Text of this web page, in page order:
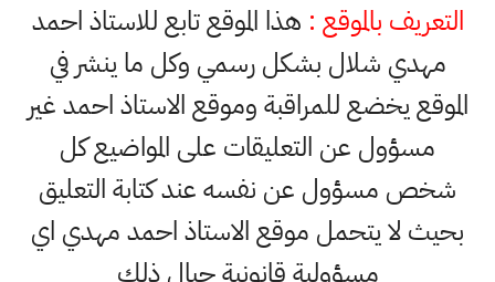
التعريف بالموقع : هذا الموقع تابع للاستاذ احمد
مهدي شلال بشكل رسمي وكل ما ينشر في
الموقع يخضع للمراقبة وموقع الاستاذ احمد غير
مسؤول عن التعليقات على المواضيع كل
شخص مسؤول عن نفسه عند كتابة التعليق
بحيث لا يتحمل موقع الاستاذ احمد مهدي اي
مسؤولية قانونية حيال ذلك